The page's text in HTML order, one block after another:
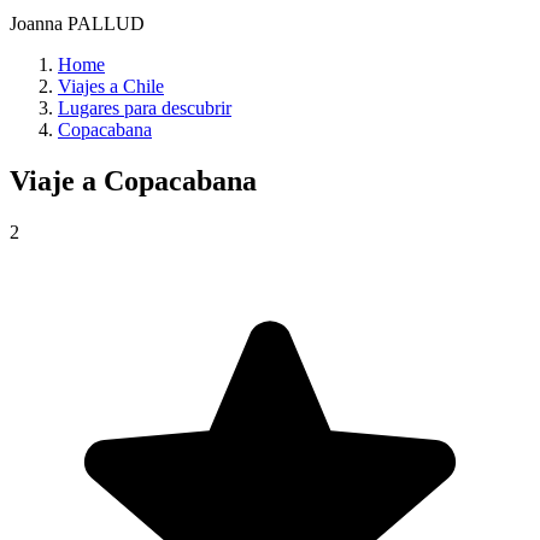
Joanna PALLUD
Home
Viajes a Chile
Lugares para descubrir
Copacabana
Viaje a Copacabana
2